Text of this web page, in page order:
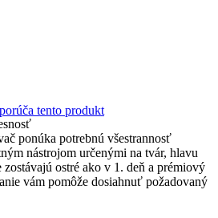
tento produkt
ponúka potrebnú všestrannosť
nástrojom určenými na tvár, hlavu
zostávajú ostré ako v 1. deň a prémiový
vám pomôže dosiahnuť požadovaný